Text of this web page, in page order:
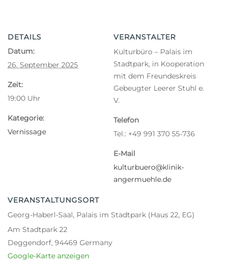
DETAILS
Datum:
26. September 2025
Zeit:
19:00 Uhr
Kategorie:
Vernissage
VERANSTALTUNGSORT
Georg-Haberl-Saal, Palais im Stadtpark (Haus 22, EG)
Am Stadtpark 22
Deggendorf, 94469 Germany
Google-Karte anzeigen
VERANSTALTER
Kulturbüro – Palais im
Stadtpark, in Kooperation
mit dem Freundeskreis
Gebeugter Leerer Stuhl e.
V.
Telefon
Tel.: +49 991 370 55-736
E-Mail
kulturbuero@klinik-
angermuehle.de